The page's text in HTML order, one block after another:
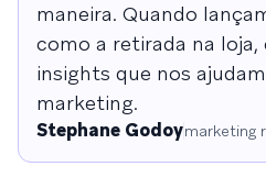
maneira. Quando
como a retirada na
insights que nos
marketing.
Stephane Godoymarketing